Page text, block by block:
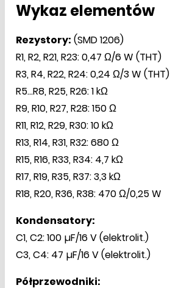
Wykaz elementów
Rezystory: (SMD 1206)
R1, R2, R21, R23: 0,47 Ω/6 W (THT)
R3, R4, R22, R24: 0,24 Ω/3 W (THT)
R5...R8, R25, R26: 1 kΩ
R9, R10, R27, R28: 150 Ω
R11, R12, R29, R30: 10 kΩ
R13, R14, R31, R32: 680 Ω
R15, R16, R33, R34: 4,7 kΩ
R17, R19, R35, R37: 3,3 kΩ
R18, R20, R36, R38: 470 Ω/0,25 W
Kondensatory:
C1, C2: 100 µF/16 V (elektrolit.)
C3, C4: 47 µF/16 V (elektrolit.)
Półprzewodniki: